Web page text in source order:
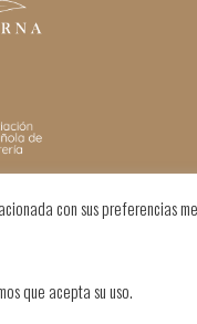
con sus preferencias
que acepta su uso.